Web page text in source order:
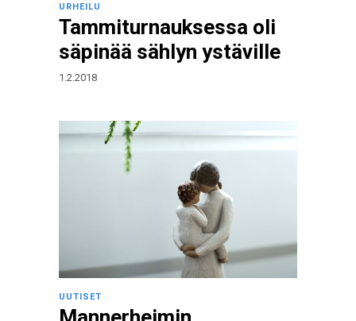
URHEILU
Tammiturnauksessa oli
säpinää sählyn ystäville
1.2.2018
UUTISET